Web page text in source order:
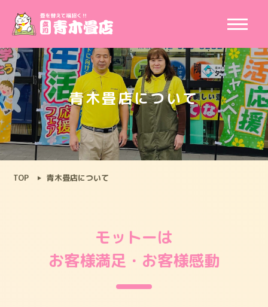
青木畳店について
TOP 青木畳店について
モットーは
お客様満足・お客様感動